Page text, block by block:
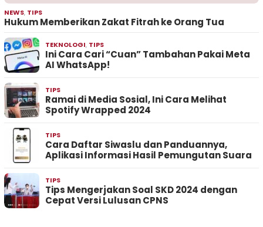
NEWS, TIPS
Hukum Memberikan Zakat Fitrah ke Orang Tua
TEKNOLOGI, TIPS
Ini Cara Cari “Cuan” Tambahan Pakai Meta
AI WhatsApp!
TIPS
Ramai di Media Sosial, Ini Cara Melihat
Spotify Wrapped 2024
TIPS
Cara Daftar Siwaslu dan Panduannya,
Aplikasi Informasi Hasil Pemungutan Suara
TIPS
Tips Mengerjakan Soal SKD 2024 dengan
Cepat Versi Lulusan CPNS